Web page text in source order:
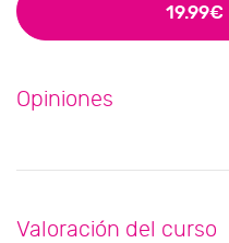
19.99€
Opiniones
Valoración del curso